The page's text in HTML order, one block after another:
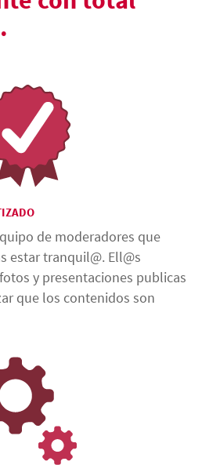
de moderadores que
estar tranquil@. Ell@s
y presentaciones publicas
que los contenidos son